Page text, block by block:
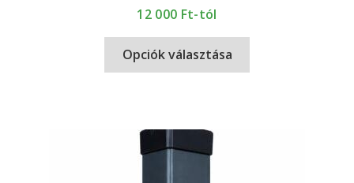
12 000 Ft-tól
Opciók választása